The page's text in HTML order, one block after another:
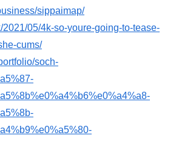
sippaimap/
2021/05/4k-so-youre-going-to-tease-
cums/
soch-